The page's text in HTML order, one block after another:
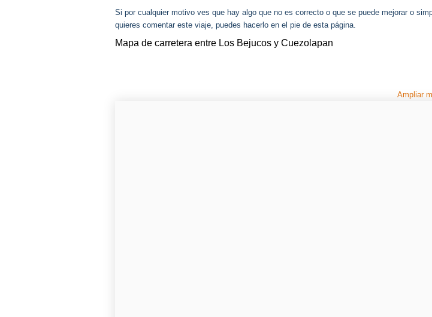
Si por cualquier motivo ves que hay algo que no es correcto o que se puede mejorar o
quieres comentar este viaje, puedes hacerlo en el pie de esta página.
Mapa de carretera entre Los Bejucos y Cuezolapan
Ampliar